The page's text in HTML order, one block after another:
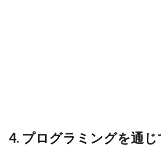
4. プログラミングを通